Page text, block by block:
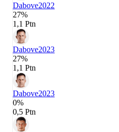
Dabove2022
27%
1,1 Ptn
Dabove2023
27%
1,1 Ptn
Dabove2023
0%
0,5 Ptn